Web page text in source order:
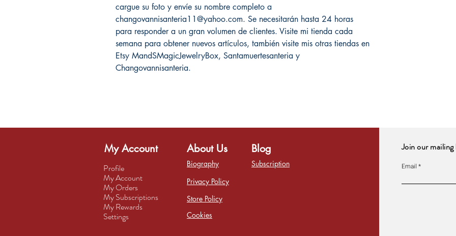
cargue su foto y envíe su nombre completo a
changovannisanteria11@yahoo.com. Se necesitarán hasta 24 horas
para responder a un gran volumen de clientes. Visite mi tienda cada
semana para obtener nuevos artículos, también visite mis otras tiendas en
Etsy MandSMagicJewelryBox, Santamuertesanteria y
Changovannisanteria.
My Account
Profile
My Account
My Orders
My Subscriptions
My Rewards
Settings
About Us
Biography
Privacy Policy
Store Policy
Cookies
Blog
Subscription
Join our
Email